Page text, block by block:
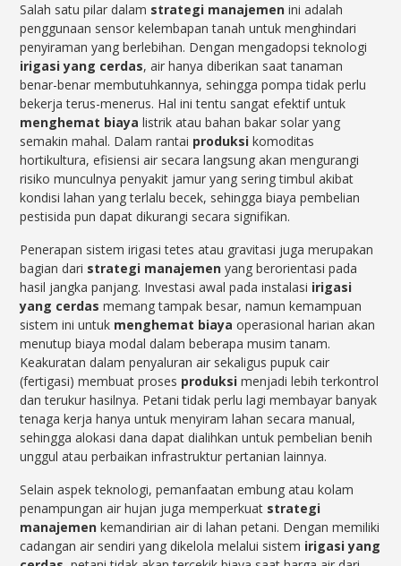
Salah satu pilar dalam strategi manajemen ini adalah
penggunaan sensor kelembapan tanah untuk menghindari
penyiraman yang berlebihan. Dengan mengadopsi teknologi
irigasi yang cerdas, air hanya diberikan saat tanaman
benar-benar membutuhkannya, sehingga pompa tidak perlu
bekerja terus-menerus. Hal ini tentu sangat efektif untuk
menghemat biaya listrik atau bahan bakar solar yang
semakin mahal. Dalam rantai produksi komoditas
hortikultura, efisiensi air secara langsung akan mengurangi
risiko munculnya penyakit jamur yang sering timbul akibat
kondisi lahan yang terlalu becek, sehingga biaya pembelian
pestisida pun dapat dikurangi secara signifikan.
Penerapan sistem irigasi tetes atau gravitasi juga merupakan
bagian dari strategi manajemen yang berorientasi pada
hasil jangka panjang. Investasi awal pada instalasi irigasi
yang cerdas memang tampak besar, namun kemampuan
sistem ini untuk menghemat biaya operasional harian akan
menutup biaya modal dalam beberapa musim tanam.
Keakuratan dalam penyaluran air sekaligus pupuk cair
(fertigasi) membuat proses produksi menjadi lebih terkontrol
dan terukur hasilnya. Petani tidak perlu lagi membayar banyak
tenaga kerja hanya untuk menyiram lahan secara manual,
sehingga alokasi dana dapat dialihkan untuk pembelian benih
unggul atau perbaikan infrastruktur pertanian lainnya.
Selain aspek teknologi, pemanfaatan embung atau kolam
penampungan air hujan juga memperkuat strategi
manajemen kemandirian air di lahan petani. Dengan memiliki
cadangan air sendiri yang dikelola melalui sistem irigasi yang